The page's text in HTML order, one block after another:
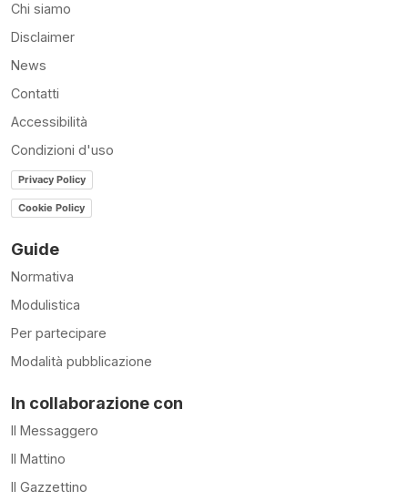
Chi siamo
Disclaimer
News
Contatti
Accessibilità
Condizioni d'uso
Privacy Policy
Cookie Policy
Guide
Normativa
Modulistica
Per partecipare
Modalità pubblicazione
In collaborazione con
Il Messaggero
Il Mattino
Il Gazzettino